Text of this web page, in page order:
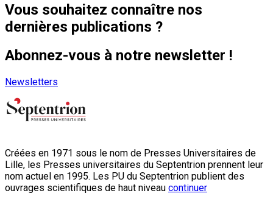
Vous souhaitez connaître nos
dernières publications ?
Abonnez-vous à notre newsletter !
Newsletters
Créées en 1971 sous le nom de Presses Universitaires de
Lille, les Presses universitaires du Septentrion prennent leur
nom actuel en 1995. Les PU du Septentrion publient des
ouvrages scientifiques de haut niveau continuer